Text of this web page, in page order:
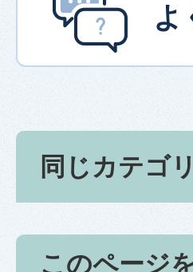
よ
同じカテゴ
このページ